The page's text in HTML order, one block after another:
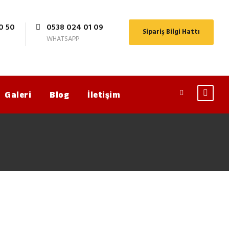
50 0538 024 01 09
WHATSAPP
Sipariş Bilgi Hattı
Galeri Blog İletişim